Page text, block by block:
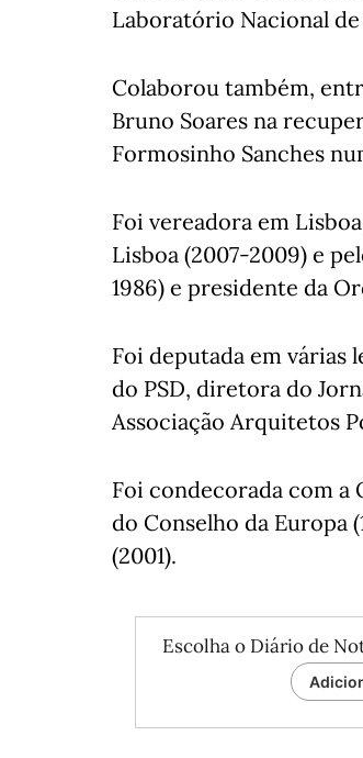
Laboratório Nacional
Colaborou também,
Bruno Soares na
Formosinho Sanches
Foi vereadora em
Lisboa (2007-2009) e
1986) e presidente da
Foi deputada em várias
do PSD, diretora do
Associação Arquitetos
Foi condecorada com a
do Conselho da Europa
(2001).
Escolha o Diário de